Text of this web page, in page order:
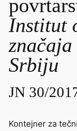
Institut
Srbiju
JN 30/
Kontejner za